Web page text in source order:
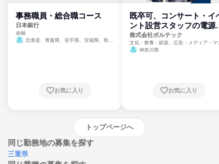
事務職員・総合職コース
日本銀行
金融
北海道、青森県、岩手県、宮城県、秋田
崎県、熊本県、大分県、宮崎県、鹿児島県、
お気に入り
既卒可、コンサート・イ
ント設営スタッフの電源
門
株式会社ボルテック
文化・教養・娯楽、広告・メディア・マ
ミ、電力・ガス・水道・エネルギー
神奈川県
お気に入り
トップページへ
同じ勤務地の募集を探す
三重県